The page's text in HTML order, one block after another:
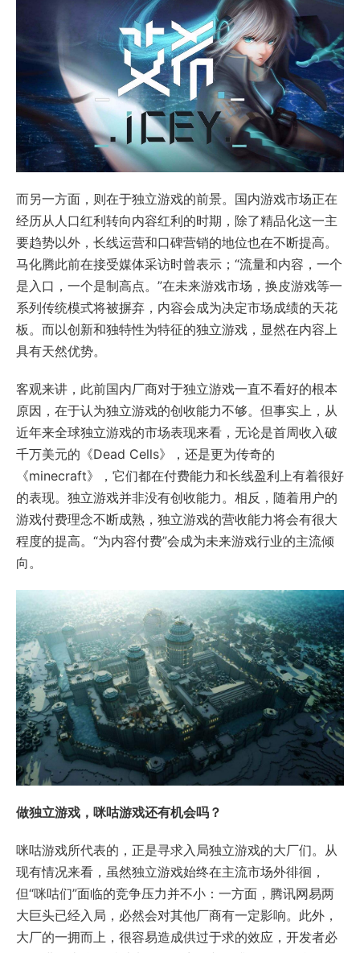
而另一方面，则在于独立游戏的前景。国内游戏市场正在
经历从人口红利转向内容红利的时期，除了精品化这一主
要趋势以外，长线运营和口碑营销的地位也在不断提高。
马化腾此前在接受媒体采访时曾表示；“流量和内容，一个
是入口，一个是制高点。”在未来游戏市场，换皮游戏等一
系列传统模式将被摒弃，内容会成为决定市场成绩的天花
板。而以创新和独特性为特征的独立游戏，显然在内容上
具有天然优势。
客观来讲，此前国内厂商对于独立游戏一直不看好的根本
原因，在于认为独立游戏的创收能力不够。但事实上，从
近年来全球独立游戏的市场表现来看，无论是首周收入破
千万美元的《Dead Cells》，还是更为传奇的
《minecraft》，它们都在付费能力和长线盈利上有着很好
的表现。独立游戏并非没有创收能力。相反，随着用户的
游戏付费理念不断成熟，独立游戏的营收能力将会有很大
程度的提高。“为内容付费”会成为未来游戏行业的主流倾
向。
做独立游戏，咪咕游戏还有机会吗？
咪咕游戏所代表的，正是寻求入局独立游戏的大厂们。从
现有情况来看，虽然独立游戏始终在主流市场外徘徊，
但“咪咕们”面临的竞争压力并不小：一方面，腾讯网易两
大巨头已经入局，必然会对其他厂商有一定影响。此外，
大厂的一拥而上，很容易造成供过于求的效应，开发者必